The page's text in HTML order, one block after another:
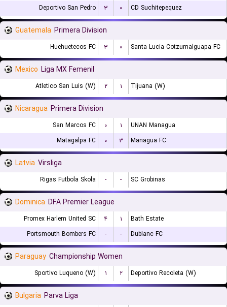
Deportivo San Pedro
۳ ۰ CD Suchitepequez
Guatemala Primera Division
Huehuetecos FC ۳ ۰ Santa Lucia Cotzumalguapa FC
Mexico Liga MX Femenil
Atletico San Luis (W) ۲ ۱ Tijuana (W)
Nicaragua Primera Division
San Marcos FC ۰ ۱
UNAN Managua
Matagalpa FC
۰ ۳ Managua FC
Latvia Virsliga
Rigas Futbola Skola - - SC Grobinas
Dominica DFA Premier League
Promex Harlem United SC ۴ ۱
Bath Estate
Portsmouth Bombers FC
- - Dublanc FC
Paraguay Championship Women
Sportivo Luqueno (W) ۱ ۲ Deportivo Recoleta (W)
Bulgaria Parva Liga